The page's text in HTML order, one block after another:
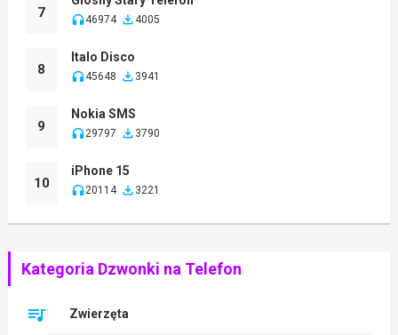
7 46974 4005
8
Italo Disco
45648 3941
9
Nokia SMS
29797 3790
10
iPhone 15
20114 3221
Kategoria Dzwonki na Telefon
Zwierzęta